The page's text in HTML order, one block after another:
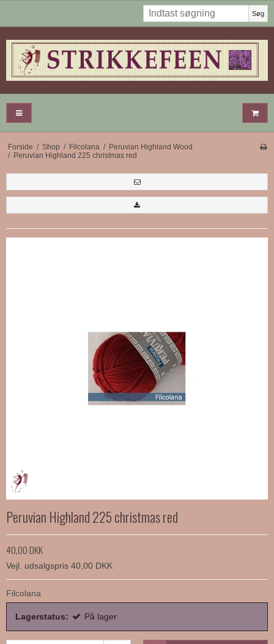
Søg
Forside / Shop / Filcolana / Peruvian Highland Wood
/ Peruvian Highland 225 christmas red
Peruvian Highland 225 christmas red
40,00 DKK
Vejl. udsalgspris 40,00 DKK
Filcolana
Lagerstatus: På lager